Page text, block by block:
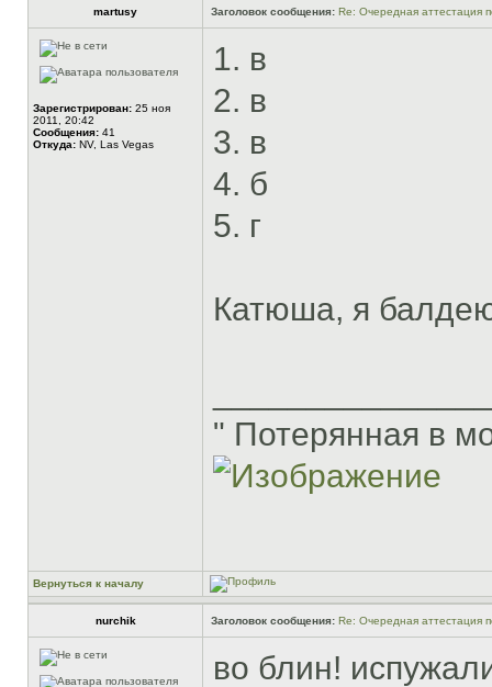
martusy Заголовок сообщения: Re: Очередная аттестация
Зарегистрирован: 25 ноя
2011, 20:42
Сообщения: 41
Откуда: NV, Las Vegas
1. в
2. в
3. в
4. б
5. г
Катюша, я
" Потерянная в
Вернуться к началу
nurchik Заголовок сообщения: Re: Очередная аттестация
во блин!